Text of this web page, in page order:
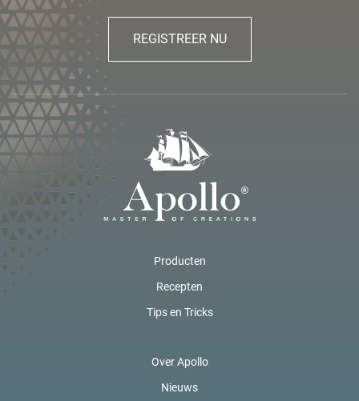
REGISTREER NU
Producten
Recepten
Tips en Tricks
Over Apollo
Nieuws